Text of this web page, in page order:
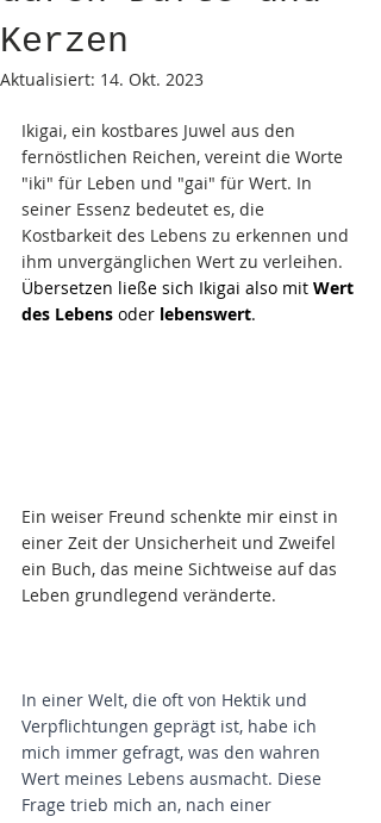
Kerzen
Aktualisiert: 14. Okt. 2023
Ikigai, ein kostbares Juwel aus den
fernöstlichen Reichen, vereint die Worte
"iki" für Leben und "gai" für Wert. In
seiner Essenz bedeutet es, die
Kostbarkeit des Lebens zu erkennen und
ihm unvergänglichen Wert zu verleihen.
Übersetzen ließe sich Ikigai also mit Wert
des Lebens oder lebenswert.
Ein weiser Freund schenkte mir einst in
einer Zeit der Unsicherheit und Zweifel
ein Buch, das meine Sichtweise auf das
Leben grundlegend veränderte.
In einer Welt, die oft von Hektik und
Verpflichtungen geprägt ist, habe ich
mich immer gefragt, was den wahren
Wert meines Lebens ausmacht. Diese
Frage trieb mich an, nach einer